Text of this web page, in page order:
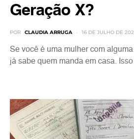
Geração X?
POR CLAUDIA ARRUGA 16 DE JULHO DE
Se você é uma mulher com
já sabe quem manda em casa.